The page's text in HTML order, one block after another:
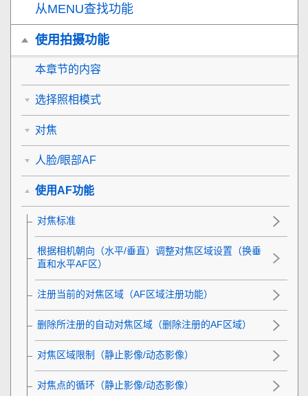
从MENU查找功能
使用拍摄功能
本章节的内容
选择照相模式
对焦
人脸/眼部AF
使用AF功能
对焦标准
根据相机朝向（水平/垂直）调整对焦区域设置（换垂
直和水平AF区）
注册当前的对焦区域（AF区域注册功能）
删除所注册的自动对焦区域（删除注册的AF区域）
对焦区域限制 （静止影像/动态影像）
对焦点的循环 （静止影像/动态影像）